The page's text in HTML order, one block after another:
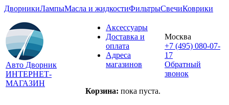
ДворникиЛампыМасла и жидкостиФильтрыСвечиКоврики
Авто Дворник
ИНТЕРНЕТ-
МАГАЗИН
Аксессуары
Доставка и
оплата
Адреса
магазинов
Корзина: пока пуста.
Москва
+7 (495) 080-07-
17
Обратный
звонок